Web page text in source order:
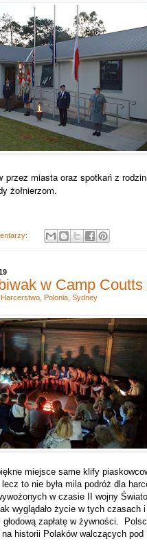
przez miasta oraz spotkań z
żołnierzom.
w Camp
miejsce same klify
to nie była mila podróż dla
w czasie II wojny
wyglądało życie w tych czasach
zapłatę w żywności.
historii Polaków walczących pod
Harcerstwo, Polonia, Sydney